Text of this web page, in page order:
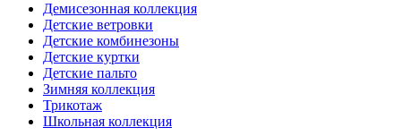
Демисезонная коллекция
Детские ветровки
Детские комбинезоны
Детские куртки
Детские пальто
Зимняя коллекция
Трикотаж
Школьная коллекция